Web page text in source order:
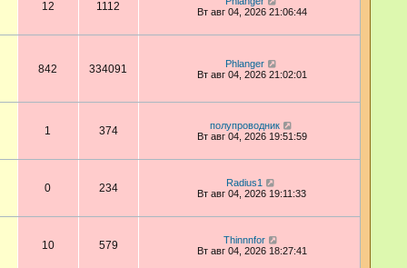
12 1112
Вт авг 04, 2026 21:06:44
842 334091
Phlanger
Вт авг 04, 2026 21:02:01
1 374
полупроводник
Вт авг 04, 2026 19:51:59
0 234
Radius1
Вт авг 04, 2026 19:11:33
10 579
Thinnnfor
Вт авг 04, 2026 18:27:41